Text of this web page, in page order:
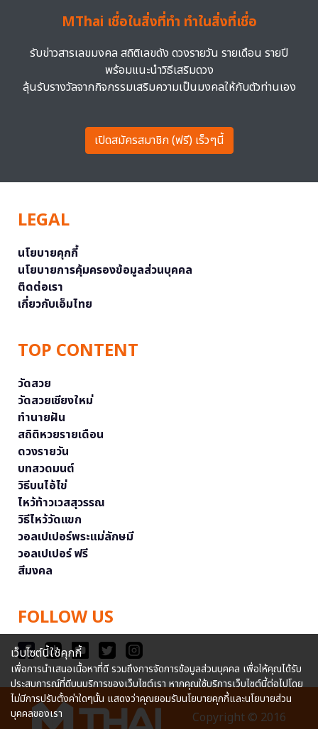
MThai เชื่อในสิ่งที่ทำ ทำในสิ่งที่เชื่อ
รับข่าวสารเลขมงคล สถิติเลขดัง ดวงรายวัน รายเดือน รายปี
พร้อมแนะนำวิธีเสริมดวง
ลุ้นรับรางวัลจากกิจกรรมเสริมความเป็นมงคลให้กับตัวท่านเอง
เปิดสมัครสมาชิก (ฟรี) เร็วๆนี้
LEGAL
นโยบายคุกกี้
นโยบายการคุ้มครองข้อมูลส่วนบุคคล
ติดต่อเรา
เกี่ยวกับเอ็มไทย
TOP CONTENT
วัดสวย
วัดสวยเชียงใหม่
ทำนายฝัน
สถิติหวยรายเดือน
ดวงรายวัน
บทสวดมนต์
วิธีบนไอ้ไข่
ไหว้ท้าวเวสสุวรรณ
วิธีไหว้วัดแขก
วอลเปเปอร์พระแม่ลักษมี
วอลเปเปอร์ ฟรี
สีมงคล
FOLLOW US
Copyright © 2016
เว็บไซต์นี้ใช้คุกกี้
เพื่อการนำเสนอเนื้อหาที่ดี รวมถึงการจัดการข้อมูลส่วนบุคคล เพื่อให้คุณได้รับ
ประสบการณ์ที่ดีบนบริการของเว็บไซต์เรา หากคุณใช้บริการเว็บไซต์นี้ต่อไปโดย
ไม่มีการปรับตั้งค่าใดๆนั้น แสดงว่าคุณยอมรับนโยบายคุกกี้และนโยบายส่วน
บุคคลของเรา